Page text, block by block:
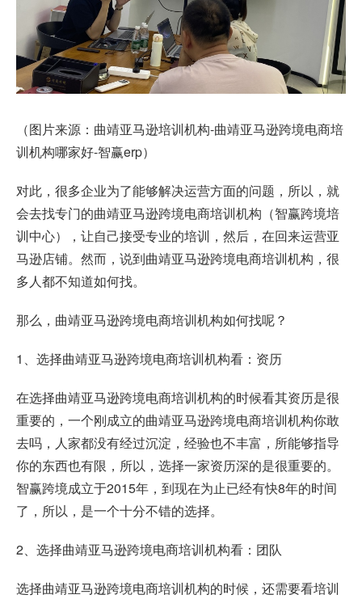
（图片来源：曲靖亚马逊培训机构-曲靖亚马逊跨境电商培
训机构哪家好-智赢erp）
对此，很多企业为了能够解决运营方面的问题，所以，就
会去找专门的曲靖亚马逊跨境电商培训机构（智赢跨境培
训中心），让自己接受专业的培训，然后，在回来运营亚
马逊店铺。然而，说到曲靖亚马逊跨境电商培训机构，很
多人都不知道如何找。
那么，曲靖亚马逊跨境电商培训机构如何找呢？
1、选择曲靖亚马逊跨境电商培训机构看：资历
在选择曲靖亚马逊跨境电商培训机构的时候看其资历是很
重要的，一个刚成立的曲靖亚马逊跨境电商培训机构你敢
去吗，人家都没有经过沉淀，经验也不丰富，所能够指导
你的东西也有限，所以，选择一家资历深的是很重要的。
智赢跨境成立于2015年，到现在为止已经有快8年的时间
了，所以，是一个十分不错的选择。
2、选择曲靖亚马逊跨境电商培训机构看：团队
选择曲靖亚马逊跨境电商培训机构的时候，还需要看培训